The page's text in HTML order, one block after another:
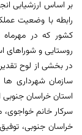
بر اساس ارزشیابی
رابطه با وضعیت
روستایی و شوراهای
در بخشی از لوح
سازمان شهرداری
استان خراسان جنوبی
سرکار خانم خواجوی،
خراسان جنوبی،